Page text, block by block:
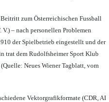
zum Österreichischen Fussball
V.) – nach personellen Problemen
der Spielbetrieb eingestellt und der
trat dem Rudolfsheimer Sport Klub
Neues Wiener Tagblatt, vom
Vektorgrafikformate (CDR, AI